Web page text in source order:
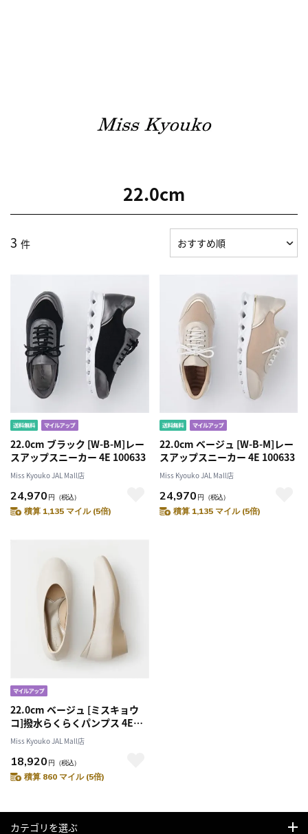
22.0cm
3 件
22.0cm ブラック [W-B-M]レー
スアップスニーカー 4E 100633
Miss Kyouko JAL Mall店
24,970 円 （税込）
積算 1,135 マイル (5倍)
22.0cm ベージュ [W-B-M]レー
スアップスニーカー 4E 100633
Miss Kyouko JAL Mall店
24,970 円 （税込）
積算 1,135 マイル (5倍)
22.0cm ベージュ [ミスキョウ
コ]撥水らくらくパンプス 4E
102307
Miss Kyouko JAL Mall店
18,920 円 （税込）
積算 860 マイル (5倍)
カテゴリを選ぶ